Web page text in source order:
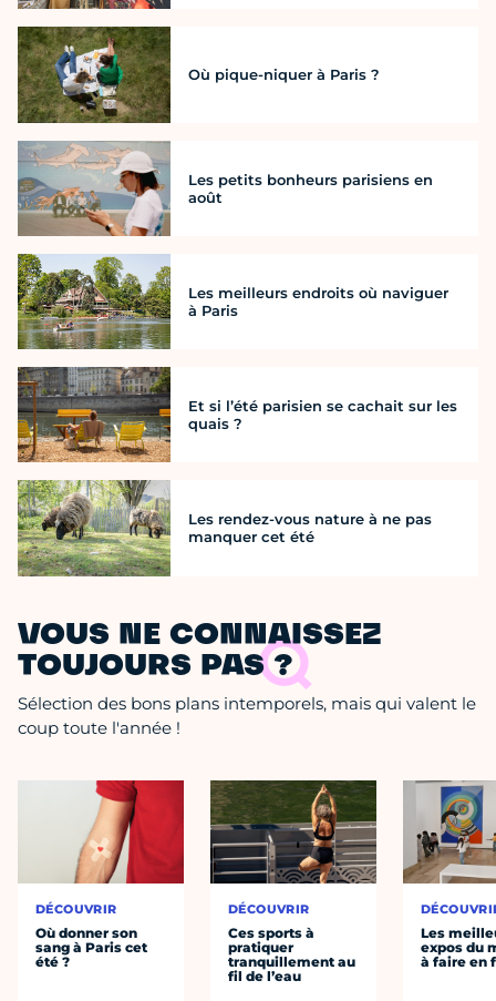
Où pique-niquer à Paris ?
Les petits bonheurs parisiens en
août
Les meilleurs endroits où naviguer
à Paris
Et si l’été parisien se cachait sur les
quais ?
Les rendez-vous nature à ne pas
manquer cet été
VOUS NE CONNAISSEZ
TOUJOURS PAS ?
Sélection des bons plans intemporels, mais qui valent le
coup toute l'année !
DÉCOUVRIR
Où donner son
sang à Paris cet
été ?
DÉCOUVRIR
Ces sports à
pratiquer
tranquillement au
fil de l’eau
Les
expos du
à faire en